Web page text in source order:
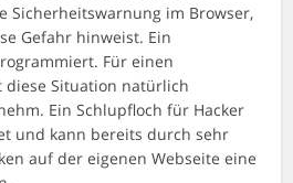
Sicherheitswarnung im Browser,
Gefahr hinweist. Ein
Für einen
Situation natürlich
Ein Schlupfloch für Hacker
und kann bereits durch sehr
auf der eigenen Webseite eine